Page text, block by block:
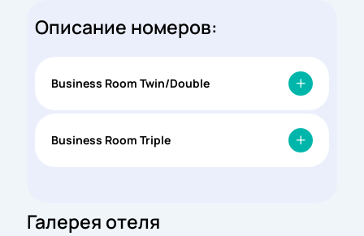
Описание номеров:
Business Room Twin/Double
Business Room Triple
Галерея отеля